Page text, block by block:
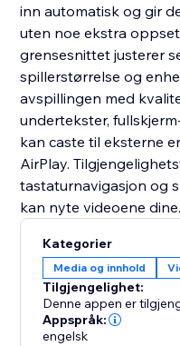
inn automatisk og gir
uten noe ekstra
grensesnittet justerer
spillerstørrelse og
avspillingen med
undertekster,
kan caste til eksterne
AirPlay.
tastaturnavigasjon og
kan nyte videoene dine.
Kategorier
Media og innhold
Tilgjengelighet:
Denne appen er
Appspråk:
engelsk